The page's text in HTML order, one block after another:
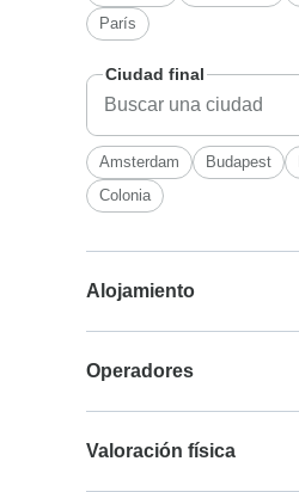
París
Ciudad final
Amsterdam Budapest
Colonia
Alojamiento
Operadores
Valoración física